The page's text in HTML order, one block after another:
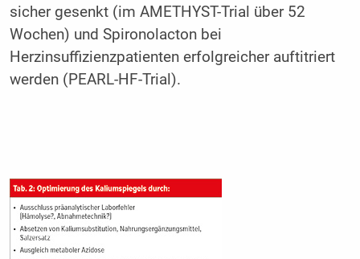
sicher gesenkt (im AMETHYST-Trial über 52
Wochen) und Spironolacton bei
Herzinsuffizienzpatienten erfolgreicher auftitriert
werden (PEARL-HF-Trial).